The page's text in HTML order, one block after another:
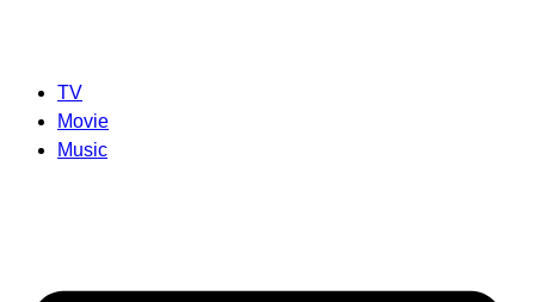
TV
Movie
Music